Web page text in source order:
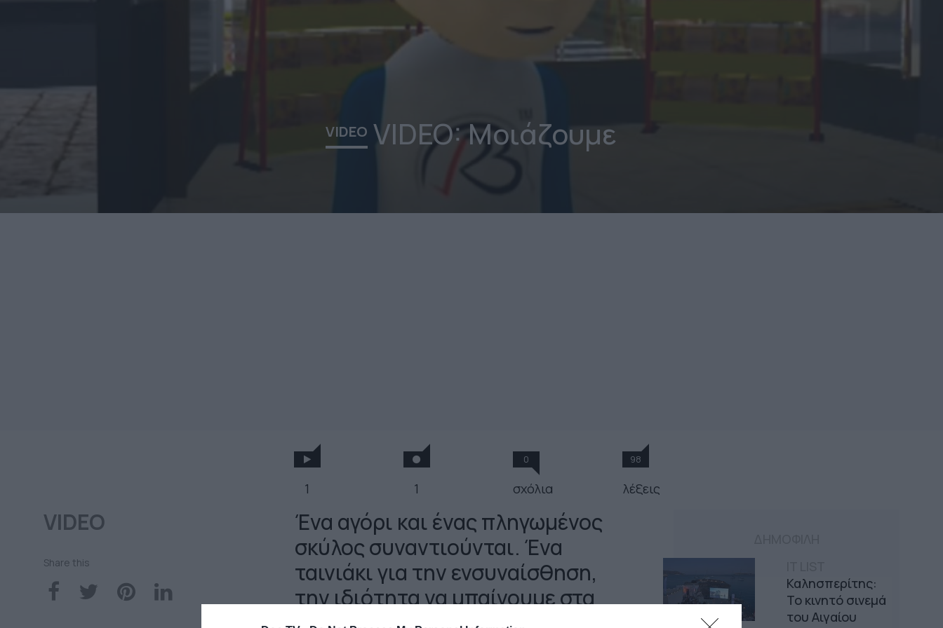
VIDEO VIDEO: Μοιάζουμε
1 1
0
σχόλια
98
λέξεις
VIDEO
Share this
Καλησπερίτης:
Το κινητό σινεμά
του Αιγαίου
Ένα αγόρι και ένας πληγωμένος
σκύλος συναντιούνται. Ένα
ταινιάκι για την ενσυναίσθηση,
την ιδιότητα να μπαίνουμε στα